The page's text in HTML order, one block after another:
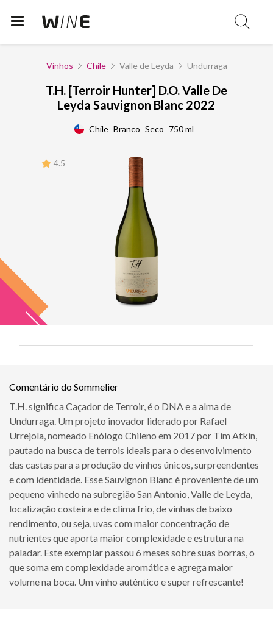
Vinhos Chile Valle de Leyda Undurraga
T.H. [Terroir Hunter] D.O. Valle De
Leyda Sauvignon Blanc 2022
Chile Branco Seco 750 ml
4.5
Comentário do Sommelier
T.H. significa Caçador de Terroir, é o DNA e a alma de
Undurraga. Um projeto inovador liderado por Rafael
Urrejola, nomeado Enólogo Chileno em 2017 por Tim Atkin,
pautado na busca de terrois ideais para o desenvolvimento
das castas para a produção de vinhos únicos, surpreendentes
e com identidade. Esse Sauvignon Blanc é proveniente de um
pequeno vinhedo na subregião San Antonio, Valle de Leyda,
localização costeira e de clima frio, de vinhas de baixo
rendimento, ou seja, uvas com maior concentração de
nutrientes que aporta maior complexidade e estrutura na
paladar. Este exemplar passou 6 meses sobre suas borras, o
que soma em complexidade aromática e agrega maior
volume na boca. Um vinho autêntico e super refrescante!